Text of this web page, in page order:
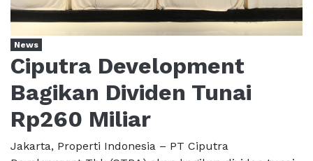
News
Ciputra Development
Bagikan Dividen Tunai
Rp260 Miliar
Jakarta, Properti Indonesia – PT Ciputra